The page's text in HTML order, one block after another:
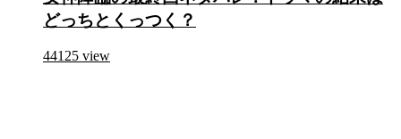
どっちとくっつく？
44125 view